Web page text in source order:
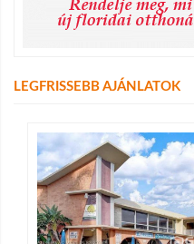
LEGFRISSEBB AJÁNLATOK